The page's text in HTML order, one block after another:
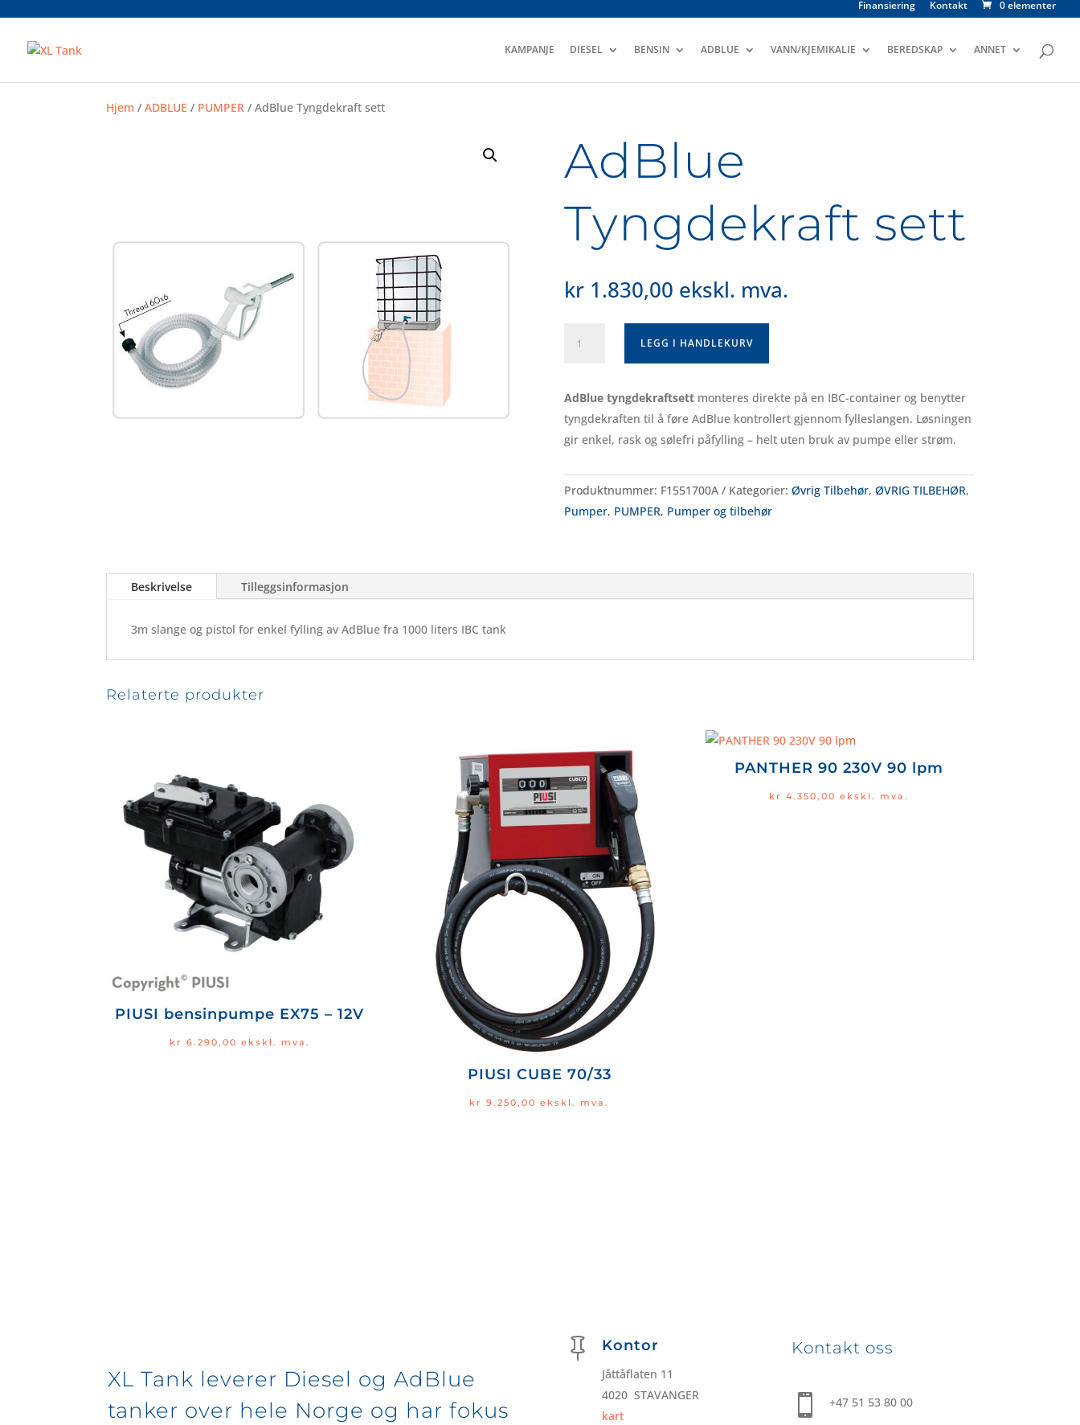
Finansiering Kontakt 0 elementer
KAMPANJE DIESEL BENSIN ADBLUE VANN/KJEMIKALIE BEREDSKAP ANNET
Hjem / ADBLUE / PUMPER / AdBlue Tyngdekraft sett
AdBlue
Tyngdekraft sett
kr1.830,00 ekskl. mva.
antall
LEGG I HANDLEKURV
AdBlue tyngdekraftsettmonteres direkte på en IBC-container og benytter
tyngdekraften til å føre AdBlue kontrollert gjennom fylleslangen. Løsningen
gir enkel, rask og sølefri påfylling – helt uten bruk av pumpe eller strøm.
Produktnummer: F1551700A Kategorier: Øvrig Tilbehør, ØVRIG TILBEHØR,
Pumper, PUMPER, Pumper og tilbehør
Beskrivelse Tilleggsinformasjon
3m slange og pistol for enkel fylling av AdBlue fra 1000 liters IBC tank
Relaterte produkter
PIUSI bensinpumpe EX75 – 12V
kr 6.290,00 ekskl. mva.
PIUSI CUBE 70/33
kr 9.250,00 ekskl. mva.
PANTHER 90 230V 90 lpm
kr 4.350,00 ekskl. mva.
XL Tank leverer Diesel og AdBlue
tanker over hele Norge og har fokus
 Kontor
Jåttåflaten 11
4020 STAVANGER
kart
Kontakt oss
 +47 51 53 80 00